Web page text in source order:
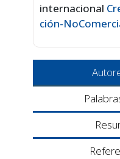
internacional
ción-